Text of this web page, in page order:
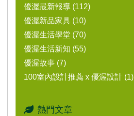
優渥最新報導 (112)
優渥新品家具 (10)
優渥生活學堂 (70)
優渥生活新知 (55)
優渥故事 (7)
100室內設計推薦 x 優渥設計 (1)
熱門文章